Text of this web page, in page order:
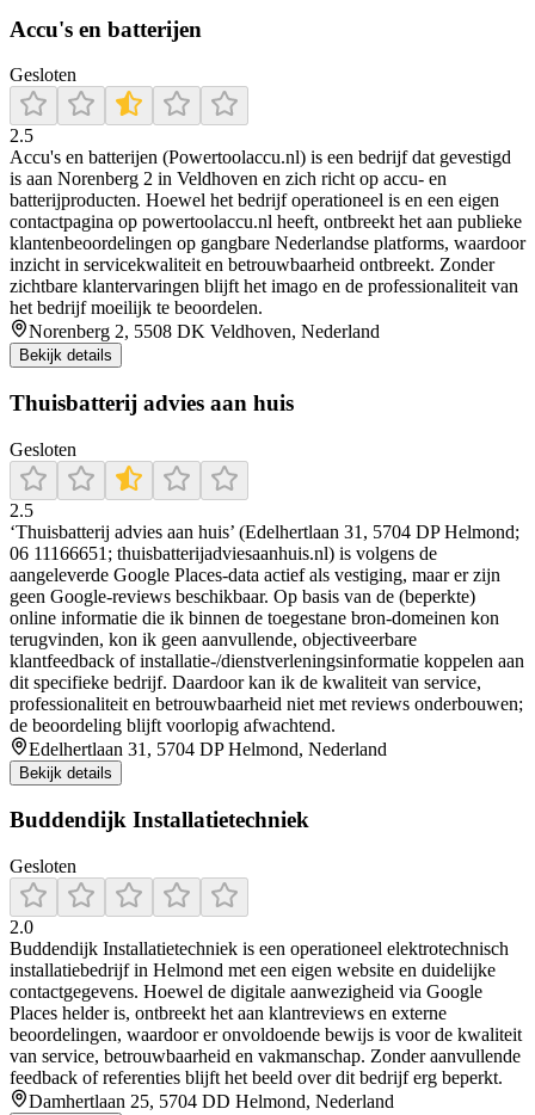
Accu's en batterijen
Gesloten
2.5
Accu's en batterijen (Powertoolaccu.nl) is een bedrijf dat gevestigd
is aan Norenberg 2 in Veldhoven en zich richt op accu‑ en
batterijproducten. Hoewel het bedrijf operationeel is en een eigen
contactpagina op powertoolaccu.nl heeft, ontbreekt het aan publieke
klantenbeoordelingen op gangbare Nederlandse platforms, waardoor
inzicht in servicekwaliteit en betrouwbaarheid ontbreekt. Zonder
zichtbare klantervaringen blijft het imago en de professionaliteit van
het bedrijf moeilijk te beoordelen.
Norenberg 2, 5508 DK Veldhoven, Nederland
Bekijk details
Thuisbatterij advies aan huis
Gesloten
2.5
‘Thuisbatterij advies aan huis’ (Edelhertlaan 31, 5704 DP Helmond;
06 11166651; thuisbatterijadviesaanhuis.nl) is volgens de
aangeleverde Google Places-data actief als vestiging, maar er zijn
geen Google-reviews beschikbaar. Op basis van de (beperkte)
online informatie die ik binnen de toegestane bron-domeinen kon
terugvinden, kon ik geen aanvullende, objectiveerbare
klantfeedback of installatie-/dienstverleningsinformatie koppelen aan
dit specifieke bedrijf. Daardoor kan ik de kwaliteit van service,
professionaliteit en betrouwbaarheid niet met reviews onderbouwen;
de beoordeling blijft voorlopig afwachtend.
Edelhertlaan 31, 5704 DP Helmond, Nederland
Bekijk details
Buddendijk Installatietechniek
Gesloten
2.0
Buddendijk Installatietechniek is een operationeel elektrotechnisch
installatiebedrijf in Helmond met een eigen website en duidelijke
contactgegevens. Hoewel de digitale aanwezigheid via Google
Places helder is, ontbreekt het aan klantreviews en externe
beoordelingen, waardoor er onvoldoende bewijs is voor de kwaliteit
van service, betrouwbaarheid en vakmanschap. Zonder aanvullende
feedback of referenties blijft het beeld over dit bedrijf erg beperkt.
Damhertlaan 25, 5704 DD Helmond, Nederland